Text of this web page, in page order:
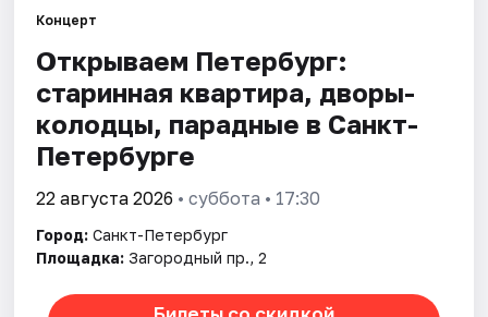
Города
Площадки
Артисты
Рейтинги
Концерт
Открываем Петербург:
старинная квартира, дворы-
колодцы, парадные в Санкт-
Петербурге
22 августа 2026 • суббота • 17:30
Город: Санкт-Петербург
Площадка: Загородный пр., 2